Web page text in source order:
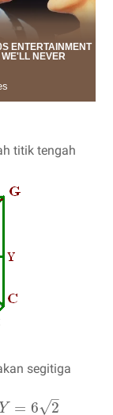
titik tengah
segitiga
Y = 6 2
–
√